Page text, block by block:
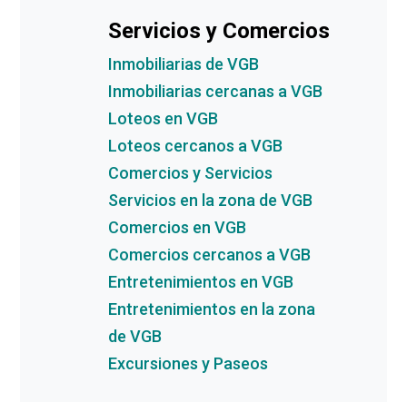
Servicios y Comercios
Inmobiliarias de VGB
Inmobiliarias cercanas a VGB
Loteos en VGB
Loteos cercanos a VGB
Comercios y Servicios
Servicios en la zona de VGB
Comercios en VGB
Comercios cercanos a VGB
Entretenimientos en VGB
Entretenimientos en la zona
de VGB
Excursiones y Paseos